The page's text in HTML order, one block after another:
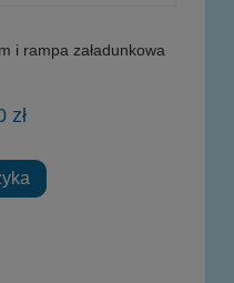
i rampa załadunkowa
zł